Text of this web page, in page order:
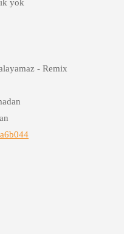
yok
- Remix